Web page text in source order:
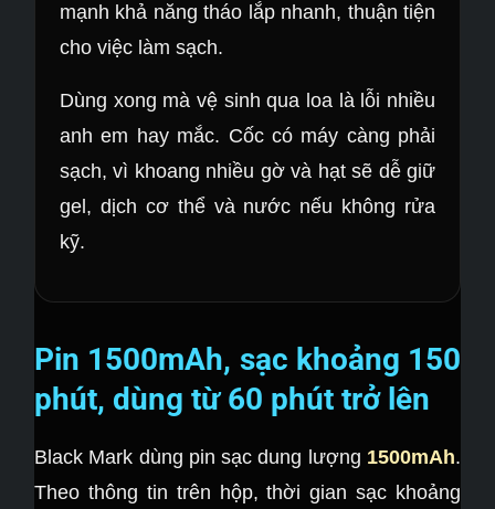
mạnh khả năng tháo lắp nhanh, thuận tiện
cho việc làm sạch.
Dùng xong mà vệ sinh qua loa là lỗi nhiều
anh em hay mắc. Cốc có máy càng phải
sạch, vì khoang nhiều gờ và hạt sẽ dễ giữ
gel, dịch cơ thể và nước nếu không rửa
kỹ.
Pin 1500mAh, sạc khoảng 150
phút, dùng từ 60 phút trở lên
Black Mark dùng pin sạc dung lượng 1500mAh.
Theo thông tin trên hộp, thời gian sạc khoảng